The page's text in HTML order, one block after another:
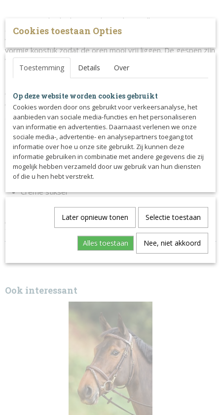
Dit item maakt deel uit van de Working Collection. Deze
collectie kenmerkt zich door het sterke buffelleder waar het
van gemaakt is. De hoofdstellen hebben een anatomisch S-
vormig kopstuk zodat de oren mooi vrij liggen. De gespen zijn
van zilverkleurig rvs.
We adviseren voor producten van Dy’on maat Cob te nemen
wanneer het product voor een D, E of een klein paard is. Voor
gemiddelde en grote paarden adviseren wij maat full.
Hoofdstel met gecombineerde neusriem
Gemaakt van buffelleder met anatomisch kopstuk
Zacht onderlegde neusriem en kopstuk
Gemaakt van stevig en duurzaam natuurlijk gelooid
buffelleder
Crème stiksel
Alle Dy'on hoofdstellen worden geleverd exclusief teugels, de
teugels zijn wel los bij ons verkrijgbaar.
Ook interessant
Cookies toestaan Opties
Toestemming Details Over
Op deze website worden cookies gebruikt
Cookies worden door ons gebruikt voor verkeersanalyse, het
aanbieden van sociale media-functies en het personaliseren
van informatie en advertenties. Daarnaast verlenen we onze
sociale media-, advertentie- en analysepartners toegang tot
informatie over hoe u onze site gebruikt. Zij kunnen deze
informatie gebruiken in combinatie met andere gegevens die zij
mogelijk hebben verzameld door uw gebruik van hun diensten
of die u hen hebt verstrekt.
Later opnieuw tonen Selectie toestaan
Alles toestaan Nee, niet akkoord